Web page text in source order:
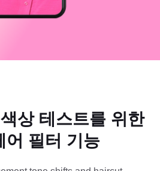
정보
상 테스트를 위한
어 필터 기능